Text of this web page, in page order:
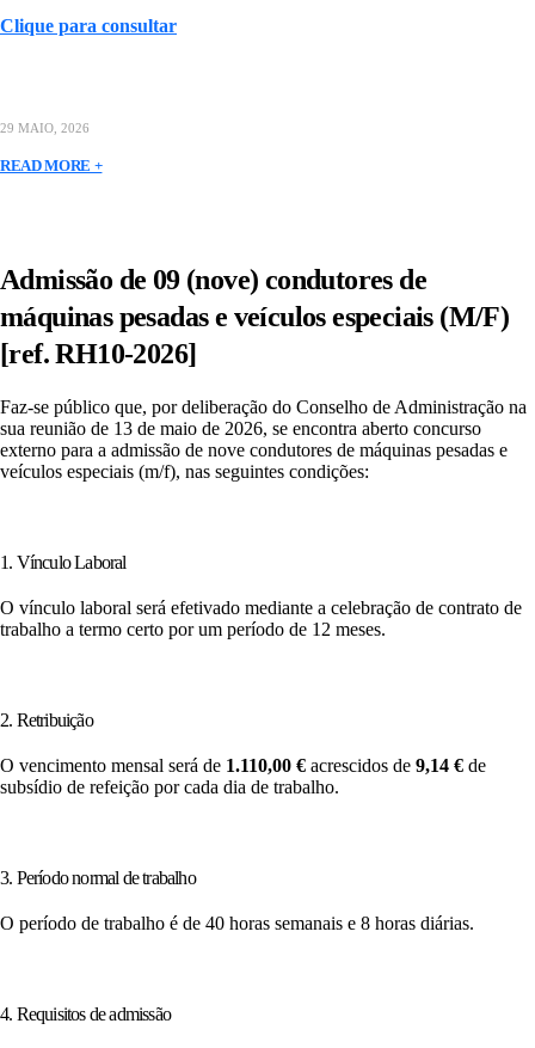
Clique para consultar
29 MAIO, 2026
READ MORE +
Admissão de 09 (nove) condutores de
máquinas pesadas e veículos especiais (M/F)
[ref. RH10-2026]
Faz-se público que, por deliberação do Conselho de Administração na
sua reunião de 13 de maio de 2026, se encontra aberto concurso
externo para a admissão de nove condutores de máquinas pesadas e
veículos especiais (m/f), nas seguintes condições:
1. Vínculo Laboral
O vínculo laboral será efetivado mediante a celebração de contrato de
trabalho a termo certo por um período de 12 meses.
2. Retribuição
O vencimento mensal será de 1.110,00 € acrescidos de 9,14 € de
subsídio de refeição por cada dia de trabalho.
3. Período normal de trabalho
O período de trabalho é de 40 horas semanais e 8 horas diárias.
4. Requisitos de admissão